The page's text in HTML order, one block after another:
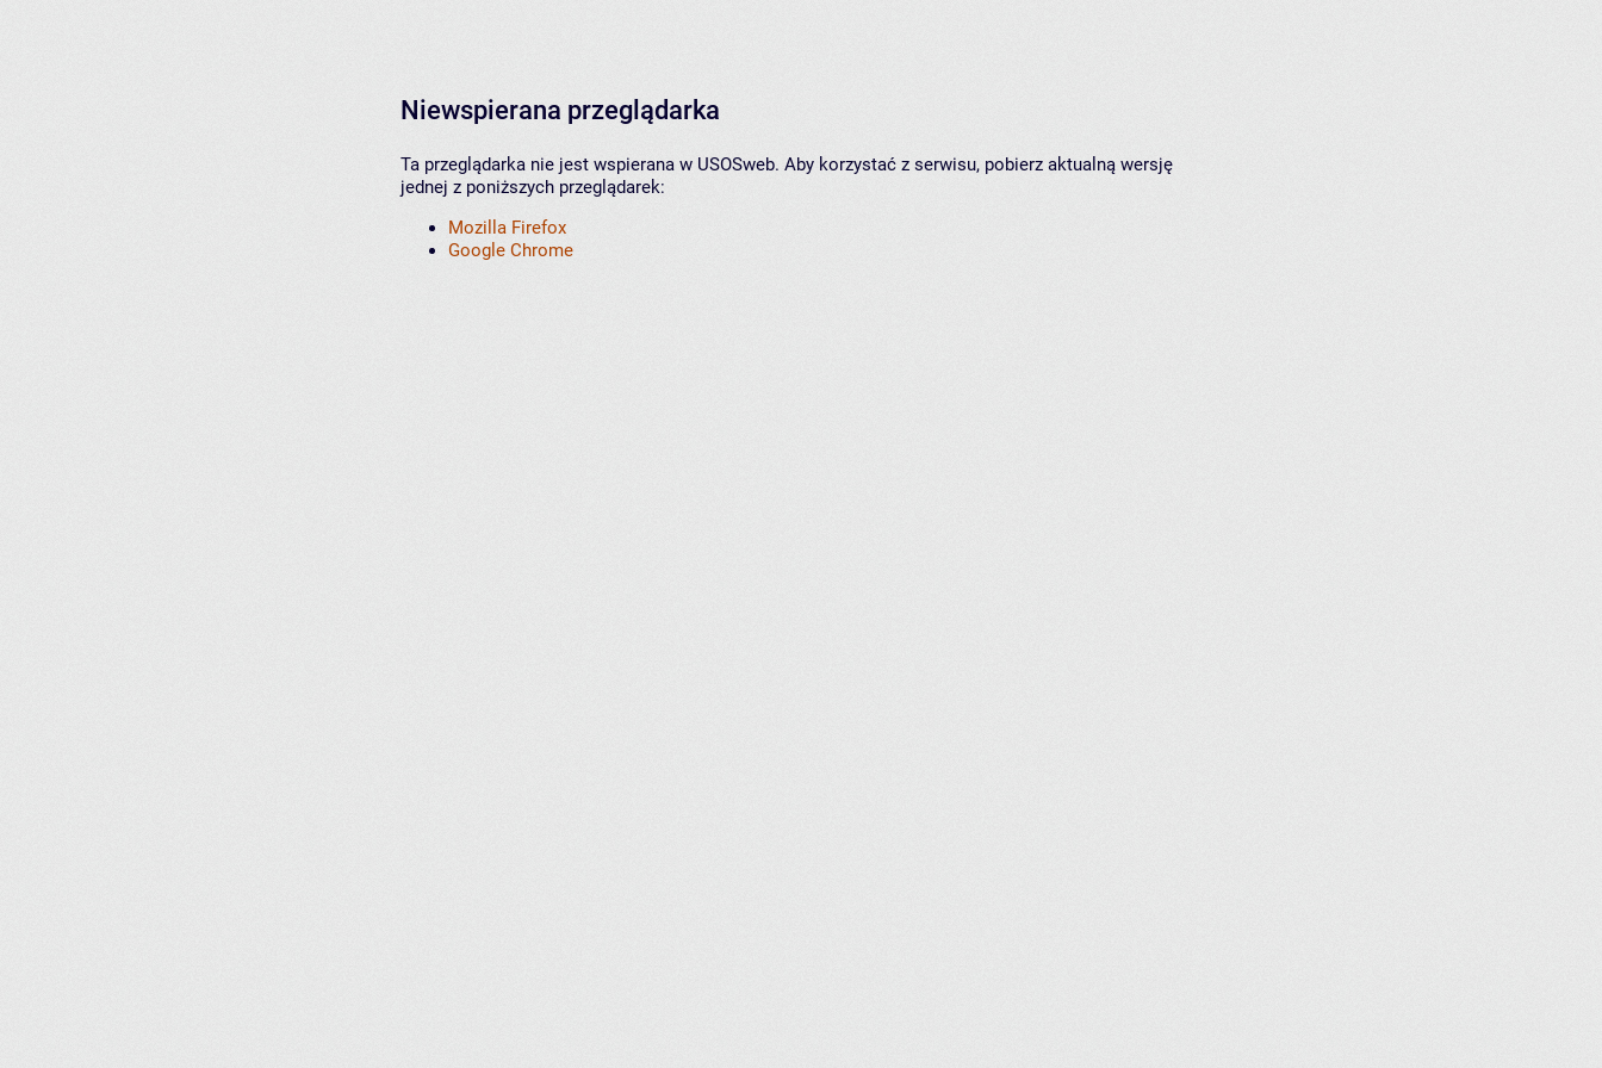
Niewspierana przeglądarka
Ta przeglądarka nie jest wspierana w USOSweb. Aby korzystać z serwisu, pobierz aktualną wersję
jednej z poniższych przeglądarek:
Mozilla Firefox
Google Chrome